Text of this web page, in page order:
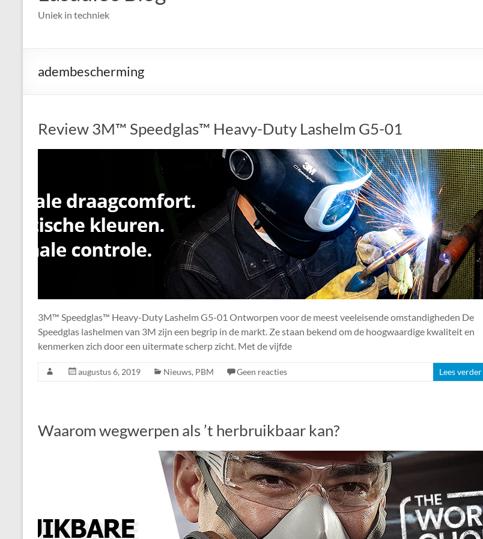
Uniek in techniek
adembescherming
Review 3M™ Speedglas™ Heavy-Duty Lashelm G5-01
3M™ Speedglas™ Heavy-Duty Lashelm G5-01 Ontworpen voor de meest veeleisende omstandigheden De
Speedglas lashelmen van 3M zijn een begrip in de markt. Ze staan bekend om de hoogwaardige kwaliteit en
kenmerken zich door een uitermate scherp zicht. Met de vijfde
augustus 6, 2019 Nieuws, PBM Geen reacties Lees verder
Waarom wegwerpen als ’t herbruikbaar kan?